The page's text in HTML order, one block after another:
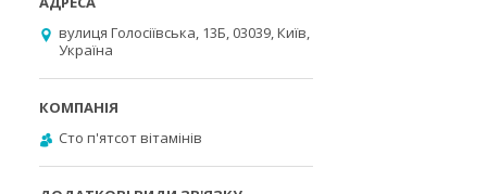
вулиця Голосіївська, 13Б, 03039, Київ,
Україна
Cто п'ятсот вітамінів